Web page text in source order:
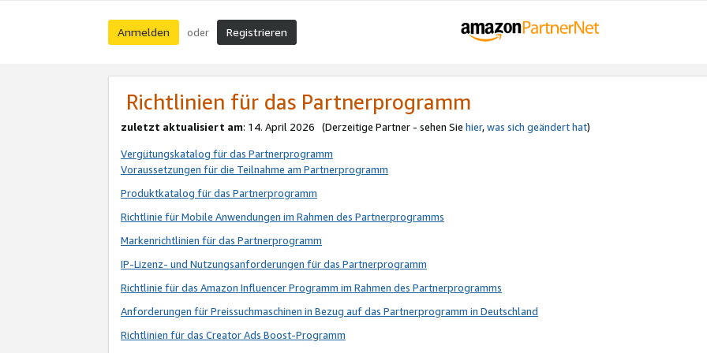
Anmelden oder Registrieren
Richtlinien für das Partnerprogramm
zuletzt aktualisiert am: 14. April 2026 (Derzeitige Partner - sehen Sie hier,was sich geändert hat)
Vergütungskatalog für das Partnerprogramm
Voraussetzungen für die Teilnahme am Partnerprogramm
Produktkatalog für das Partnerprogramm
Richtlinie für Mobile Anwendungen im Rahmen des Partnerprogramms
Markenrichtlinien für das Partnerprogramm
IP-Lizenz- und Nutzungsanforderungen für das Partnerprogramm
Richtlinie für das Amazon Influencer Programm im Rahmen des Partnerprogramms
Anforderungen für Preissuchmaschinen in Bezug auf das Partnerprogramm in Deutschland
Richtlinien für das Creator Ads Boost-Programm